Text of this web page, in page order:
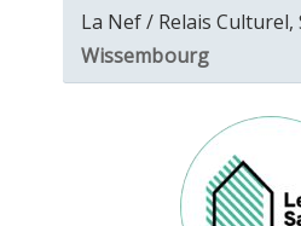
La Nef / Relais Culturel,
Wissembourg